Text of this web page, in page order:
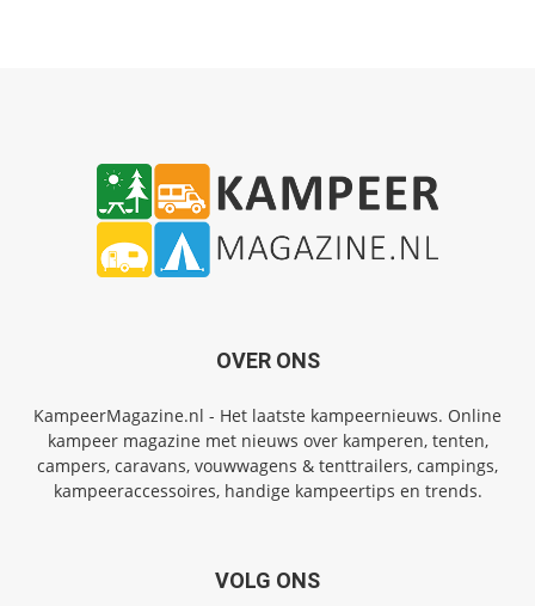
OVER ONS
KampeerMagazine.nl - Het laatste kampeernieuws. Online
kampeer magazine met nieuws over kamperen, tenten,
campers, caravans, vouwwagens & tenttrailers, campings,
kampeeraccessoires, handige kampeertips en trends.
VOLG ONS